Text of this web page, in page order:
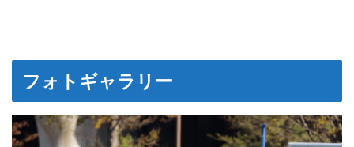
フォトギャラリー